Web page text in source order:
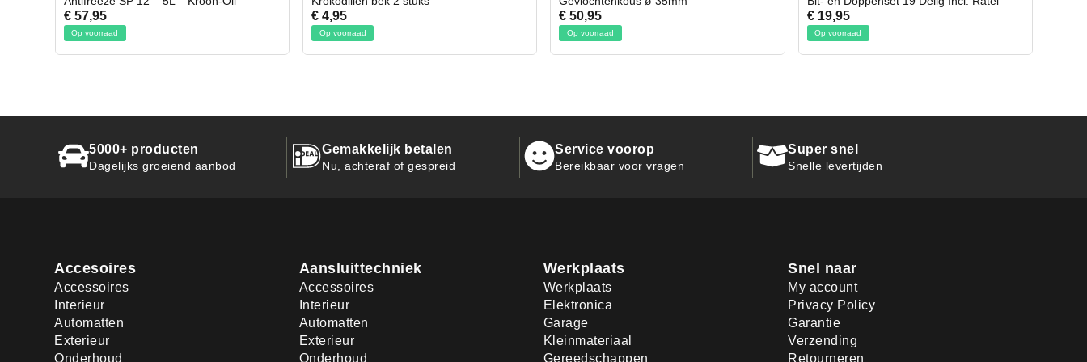
€ 4,95
Op voorraad
€ 50,95
Op voorraad
€ 19,95
Op voorraad
€ 10,95
Op voorraad
5000+ producten
Dagelijks groeiend aanbod
Gemakkelijk betalen
Nu, achteraf of gespreid
Service voorop
Bereikbaar voor vragen
Super snel
Snelle levertijden
Accesoires
Accessoires
Interieur
Automatten
Exterieur
Onderhoud
Aansluittechniek
Accessoires
Interieur
Automatten
Exterieur
Onderhoud
Werkplaats
Werkplaats
Elektronica
Garage
Kleinmateriaal
Gereedschappen
Snel naar
My account
Privacy Policy
Garantie
Verzending
Retourneren